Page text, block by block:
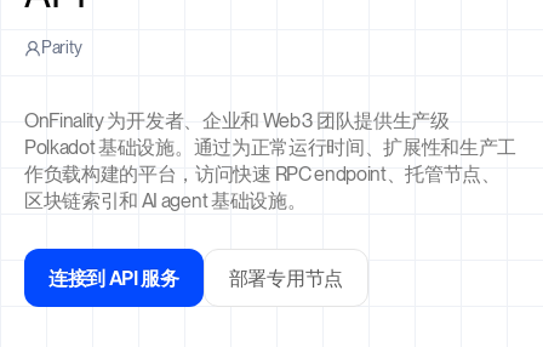
Parity
OnFinality 为开发者、企业和 Web3 团队提供生产级
Polkadot 基础设施。通过为正常运行时间、扩展性和生产工
作负载构建的平台，访问快速 RPC endpoint、托管节点、
区块链索引和 AI agent 基础设施。
连接到 API 服务 部署专用节点